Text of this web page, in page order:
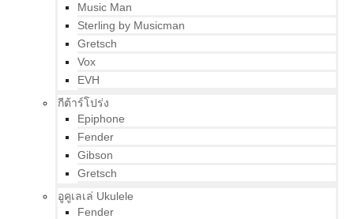
Music Man
Sterling by Musicman
Gretsch
Vox
EVH
กีต้าร์โปร่ง
Epiphone
Fender
Gibson
Gretsch
อูคูเลเล่ Ukulele
Fender